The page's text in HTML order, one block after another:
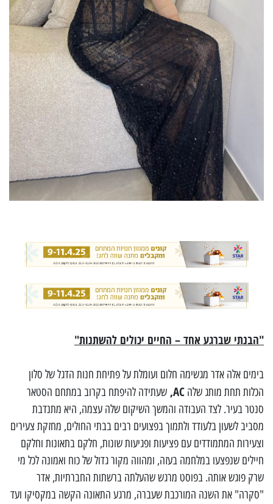
"הבנתי שברגע אחד – החיים יכולים להשתנות"
בימים אלה אדר מגשימה חלום ועומלת על פתיחת חנות הדגל של סלון
הכלות תחת מותג שלה AC, שעתידה להיפתח בקרוב במתחם הסטאר
סנטר בעיר. לצד העבודה והמשך השיקום שלה עצמה, היא מתנדבת
מסביב לשעון בלעודד ולתמוך בפצועים רבים בבתי החולים, מחזקת צעירים
וצעירות המתמודדים עם פציעות ופגיעות שונות, חלקם בתאונות וחלקם
חיילים שנפצעו במלחמה בעזה, ומהווה מקור גדול של כוח ואמונה לכל מי
שרק פוגש אותה. בפוסט מרגש שהעלתה ברשתות החברתיות, אדר
"סקרה" את השנה המורכבת שעברה, מרגע התאונה הקשה במקסיקו ועד